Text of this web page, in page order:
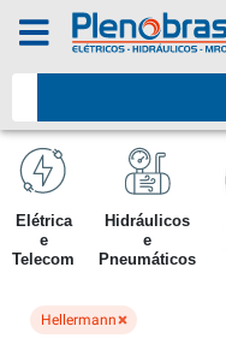
Elétrica
e
Telecom
Hidráulicos
e
Pneumáticos
Hellermann×